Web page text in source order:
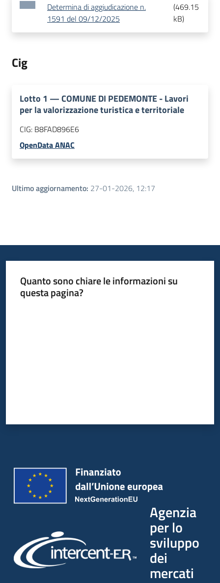
Determina di aggiudicazione n.
1591 del 09/12/2025
(469.15
kB)
Cig
Lotto 1 —COMUNE DI PEDEMONTE - Lavori
per la valorizzazione turistica e territoriale
CIG: B8FAD896E6
OpenData ANAC
Ultimo aggiornamento: 27-01-2026, 12:17
Quanto sono chiare le informazioni su
questa pagina?
Agenzia
per lo
sviluppo
dei
mercati